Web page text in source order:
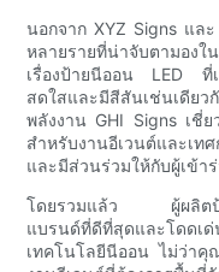
นอกจาก XYZ Signs แล
หลายรายที่น่าจับตามอง
เรื่องป้ายนีออน LED ที่
สดใสและมีสีสันเช่นเดียว
พลังงาน GHI Signs เชี่
สำหรับงานอีเวนต์และเท
และมีส่วนร่วมให้กับผู้เข้า
โดยรวมแล้ว ผู้ผลิตป้า
แบรนด์ที่ดีที่สุดและโดด
เทคโนโลยีนีออน ไม่ว่าคุ